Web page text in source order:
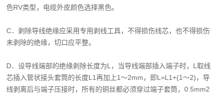
色RV类型，电缆外皮颜色选择黑色。
C．剥除导线绝缘应采用专用剥线工具，不得损伤线芯，也不得损伤
未剥除的绝缘，切口应平整。
D．设导线端部的绝缘剥除长度为L，当导线端部插入端子时，L取线
芯插入管状接头套筒的长度L1再加上1～2mm，即L=L1+(1～2)，导
线剥离后与端子压接时，所有的铜丝都必须穿过端子套筒，0.5mm2